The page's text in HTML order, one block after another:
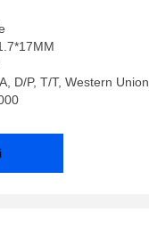
D/P, T/T, Western Union